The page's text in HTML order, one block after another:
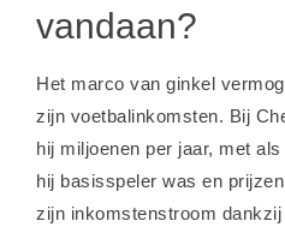
vandaan?
Het marco van ginkel
zijn voetbalinkomsten. Bij
hij miljoenen per jaar, met
hij basisspeler was en
zijn inkomstenstroom